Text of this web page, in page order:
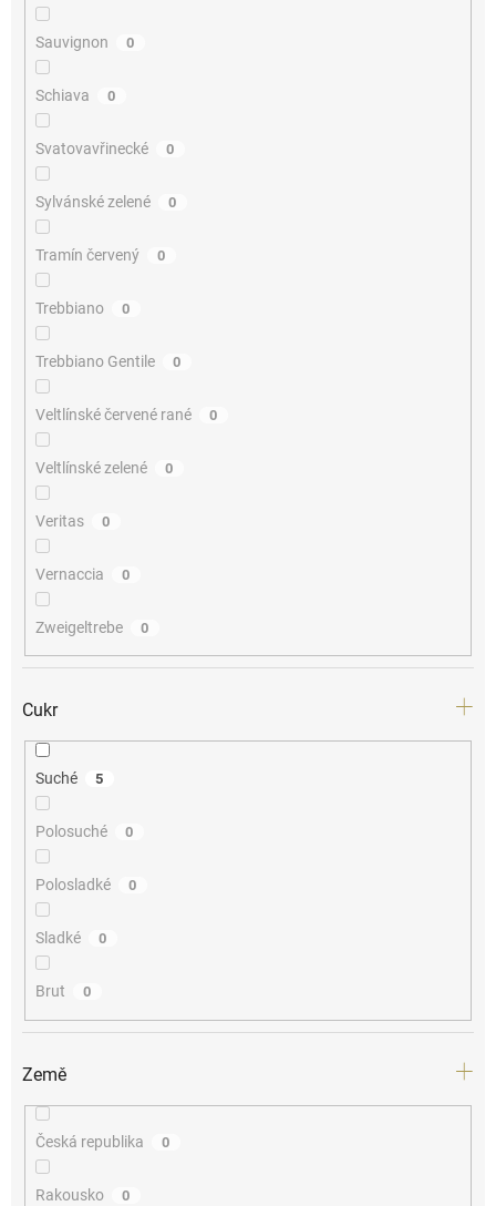
Sauvignon 0
Schiava 0
Svatovavřinecké 0
Sylvánské zelené 0
Tramín červený 0
Trebbiano 0
Trebbiano Gentile 0
Veltlínské červené rané 0
Veltlínské zelené 0
Veritas 0
Vernaccia 0
Zweigeltrebe 0
Cukr
Suché 5
Polosuché 0
Polosladké 0
Sladké 0
Brut 0
Země
Česká republika 0
Rakousko 0